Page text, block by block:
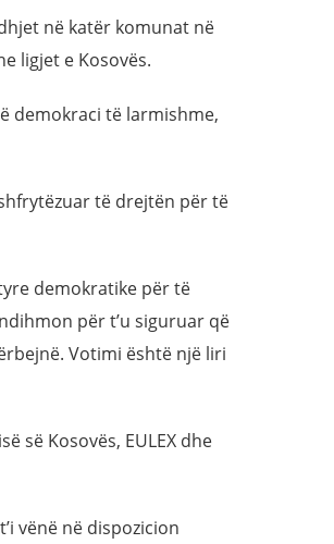
në katër komunat në
ligjet e Kosovës.
demokraci të larmishme,
të drejtën për të
demokratike për të
për t’u siguruar që
Votimi është një liri
së Kosovës, EULEX dhe
vënë në dispozicion